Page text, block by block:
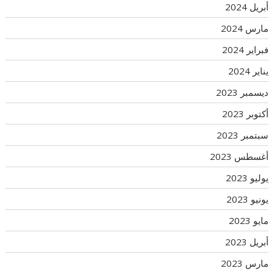
أبريل 2024
مارس 2024
فبراير 2024
يناير 2024
ديسمبر 2023
أكتوبر 2023
سبتمبر 2023
أغسطس 2023
يوليو 2023
يونيو 2023
مايو 2023
أبريل 2023
مارس 2023